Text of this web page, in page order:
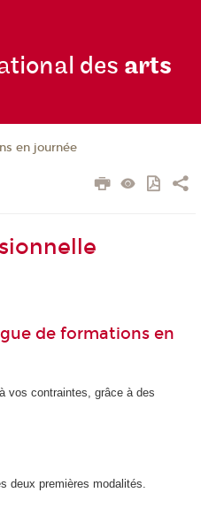
tional des arts
en journée
de formations en
vos contraintes, grâce à des
deux premières modalités.